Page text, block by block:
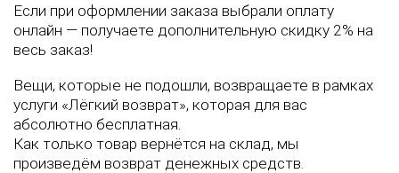
Если при оформлении заказа выбрали оплату
онлайн — получаете дополнительную скидку 2% на
весь заказ!
Вещи, которые не подошли, возвращаете в рамках
услуги «Лёгкий возврат», которая для вас
абсолютно бесплатная.
Как только товар вернётся на склад, мы
произведём возврат денежных средств.